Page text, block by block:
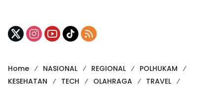
Home NASIONAL REGIONAL
POLHUKAM
KESEHATAN
TECH OLAHRAGA
TRAVEL